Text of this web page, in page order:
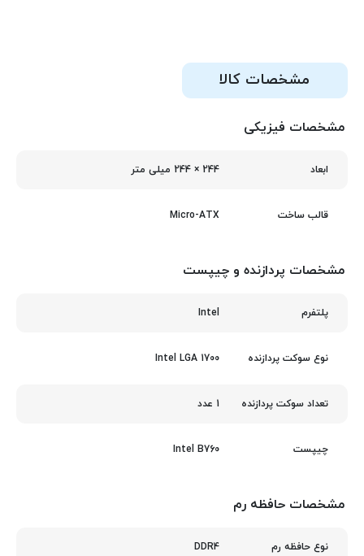
مشخصات کالا
مشخصات فیزیکی
ابعاد 244 × 244 میلی‌ متر
قالب ساخت Micro-ATX
مشخصات پردازنده و چیپست
پلتفرم Intel
نوع سوکت پردازنده Intel LGA 1700
تعداد سوکت پردازنده 1 عدد
چیپست Intel B760
مشخصات حافظه رم
نوع حافظه رم DDR4